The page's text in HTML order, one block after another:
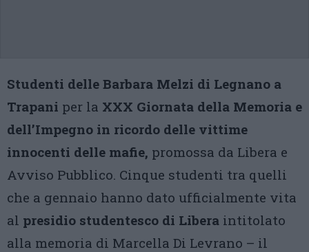
Studenti delle Barbara Melzi di Legnano a
Trapani per la XXX Giornata della Memoria e
dell’Impegno in ricordo delle vittime
innocenti delle mafie, promossa da Libera e
Avviso Pubblico. Cinque studenti tra quelli
che a gennaio hanno dato ufficialmente vita
al presidio studentesco di Libera intitolato
alla memoria di Marcella Di Levrano – il